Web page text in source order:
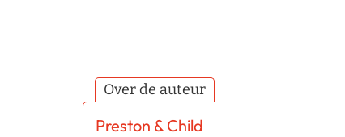
Over de auteur
Preston & Child